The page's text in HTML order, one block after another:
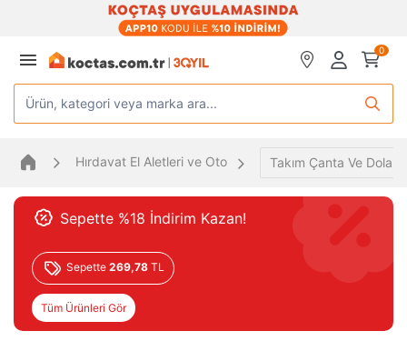
0
Ürün, kategori veya marka ara...
Hırdavat El Aletleri ve Oto Takım Çanta Ve
Sepette %18 İndirim Kazan!
Sepette 269,78 TL
Tüm Ürünleri Gör